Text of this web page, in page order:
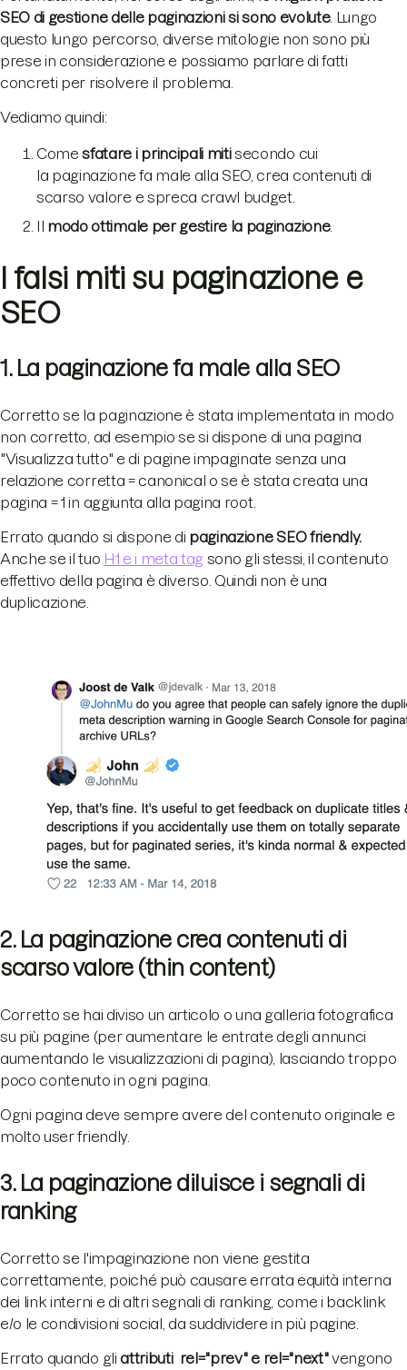
SEO di gestione delle paginazioni si sono evolute. Lungo
questo lungo percorso, diverse mitologie non sono più
prese in considerazione e possiamo parlare di fatti
concreti per risolvere il problema.
Vediamo quindi:
Comesfatare i principali mitisecondo cui
la paginazione fa male alla SEO, crea contenuti di
scarso valore e spreca crawl budget.
Il modo ottimale per gestire la paginazione.
I falsi miti su paginazione e
SEO
1. La paginazione fa male alla SEO
Corretto se la paginazione è stata implementata in modo
non corretto, ad esempio se si dispone di una pagina
"Visualizza tutto" e di pagine impaginate senza una
relazione corretta = canonical o se è stata creata una
pagina = 1 in aggiunta alla pagina root.
Errato quando si dispone di paginazione SEO friendly.
Anche se il tuo H1 e i meta tag sono gli stessi, il contenuto
effettivo della pagina è diverso. Quindi non è una
duplicazione.
2. La paginazione crea contenuti di
scarso valore (thin content)
Corretto se hai diviso un articolo o una galleria fotografica
su più pagine (per aumentare le entrate degli annunci
aumentando le visualizzazioni di pagina), lasciando troppo
poco contenuto in ogni pagina.
Ogni pagina deve sempre avere del contenuto originale e
molto user friendly.
3. La paginazione diluisce i segnali di
ranking
Corretto se l'impaginazione non viene gestita
correttamente, poiché può causare errata equità interna
dei link interni e di altri segnali di ranking, come i backlink
e/o le condivisioni social, da suddividere in più pagine.
Errato quando gli attributi rel="prev" e rel="next"vengono